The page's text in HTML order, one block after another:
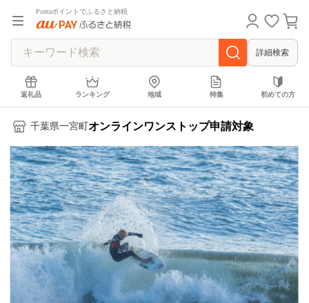
Pontaポイントでふるさと納税
詳細検索
返礼品 ランキング 地域 特集 初めての方
千葉県一宮町 オンラインワンストップ申請対象